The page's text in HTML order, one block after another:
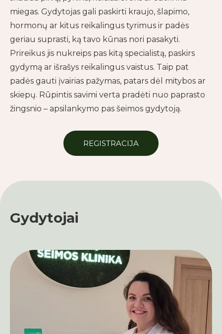
miegas. Gydytojas gali paskirti kraujo, šlapimo,
hormonų ar kitus reikalingus tyrimus ir padės
geriau suprasti, ką tavo kūnas nori pasakyti.
Prireikus jis nukreips pas kitą specialistą, paskirs
gydymą ar išrašys reikalingus vaistus. Taip pat
padės gauti įvairias pažymas, patars dėl mitybos ar
skiepų. Rūpintis savimi verta pradėti nuo paprasto
žingsnio – apsilankymo pas šeimos gydytoją.
REGISTRACIJA
Gydytojai